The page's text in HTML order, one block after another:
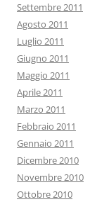
Settembre 2011
Agosto 2011
Luglio 2011
Giugno 2011
Maggio 2011
Aprile 2011
Marzo 2011
Febbraio 2011
Gennaio 2011
Dicembre 2010
Novembre 2010
Ottobre 2010